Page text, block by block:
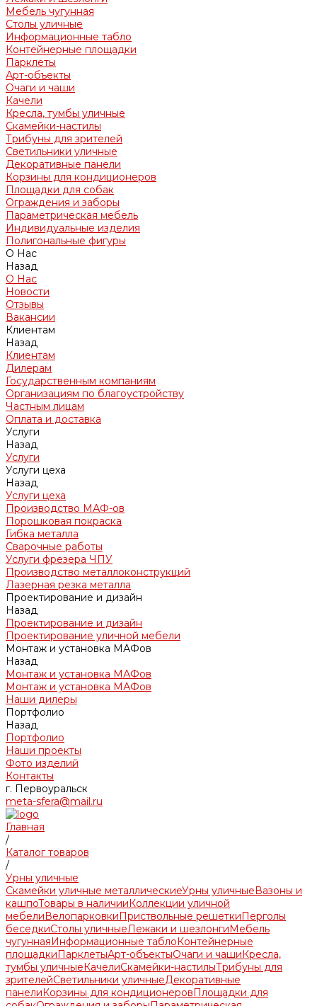
Мебель чугунная
Столы уличные
Информационные табло
Контейнерные площадки
Парклеты
Арт-объекты
Очаги и чаши
Качели
Кресла, тумбы уличные
Скамейки-настилы
Трибуны для зрителей
Светильники уличные
Декоративные панели
Корзины для кондиционеров
Площадки для собак
Ограждения и заборы
Параметрическая мебель
Индивидуальные изделия
Полигональные фигуры
О Нас
Назад
О Нас
Новости
Отзывы
Вакансии
Клиентам
Назад
Клиентам
Дилерам
Государственным компаниям
Организациям по благоустройству
Частным лицам
Оплата и доставка
Услуги
Назад
Услуги
Услуги цеха
Назад
Услуги цеха
Производство МАФ-ов
Порошковая покраска
Гибка металла
Сварочные работы
Услуги фрезера ЧПУ
Производство металлоконструкций
Лазерная резка металла
Проектирование и дизайн
Назад
Проектирование и дизайн
Проектирование уличной мебели
Монтаж и установка МАФов
Назад
Монтаж и установка МАФов
Монтаж и установка МАФов
Наши дилеры
Портфолио
Назад
Портфолио
Наши проекты
Фото изделий
Контакты
г. Первоуральск
meta-sfera@mail.ru
Главная
/
Каталог товаров
/
Урны уличные
Скамейки уличные металлическиеУрны уличныеВазоны и
кашпоТовары в наличииКоллекции уличной
мебелиВелопарковкиПриствольные решеткиПерголы
беседкиСтолы уличныеЛежаки и шезлонгиМебель
чугуннаяИнформационные таблоКонтейнерные
площадкиПарклетыАрт-объектыОчаги и чашиКресла,
тумбы уличныеКачелиСкамейки-настилыТрибуны для
зрителейСветильники уличныеДекоративные
панелиКорзины для кондиционеровПлощадки для